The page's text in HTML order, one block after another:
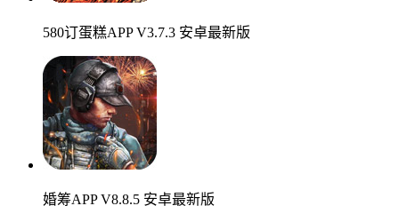
580订蛋糕APP V3.7.3 安卓最新版
婚筹APP V8.8.5 安卓最新版